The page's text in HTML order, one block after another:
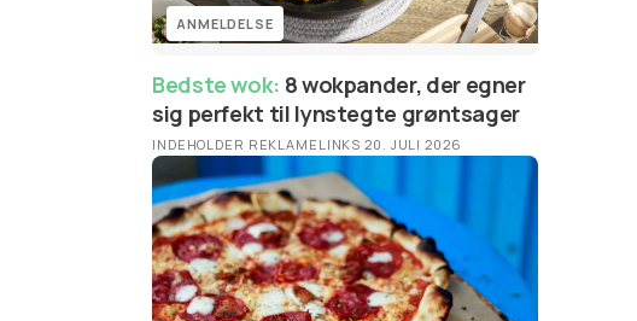
ANMELDELSE
Bedste wok:
sig perfekt til lynstegte grøntsager
INDEHOLDER REKLAMELINKS·20. JULI 2026